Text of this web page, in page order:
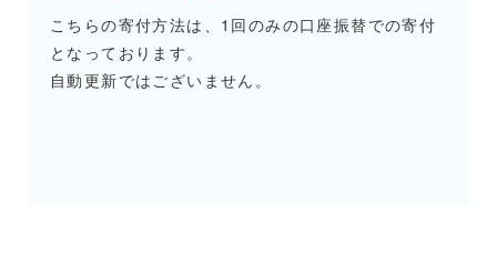
こちらの寄付方法は、1回のみの口座振替での寄付
となっております。
自動更新ではございません。